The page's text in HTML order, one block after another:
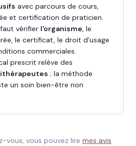
avec parcours de cours,
et certification de praticien.
vérifier l'organisme, le
le certificat, le droit d'usage
commerciales.
prescrit relève des
; la méthode
un soin bien-être non
vous, vous pouvez lire mes avis